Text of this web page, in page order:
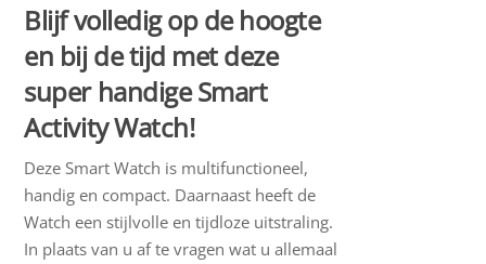
Blijf volledig op de hoogte
en bij de tijd met deze
super handige Smart
Activity Watch!
Deze Smart Watch is multifunctioneel,
handig en compact. Daarnaast heeft de
Watch een stijlvolle en tijdloze uitstraling.
In plaats van u af te vragen wat u allemaal